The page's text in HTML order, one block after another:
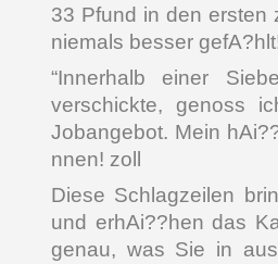
33 Pfund in den ersten
niemals besser
“Innerhalb einer
verschickte, genoss
Jobangebot. Mein
nnen! zoll
Diese Schlagzeilen
und erhAi??hen das
genau, was Sie in